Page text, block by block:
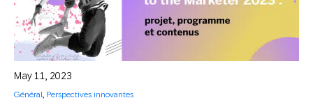
May 11, 2023
Général, Perspectives innovantes